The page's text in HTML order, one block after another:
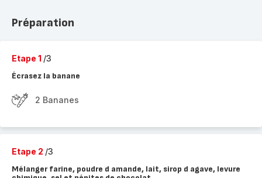
Préparation
Etape 1 /3
Écrasez la banane
2 Bananes
Etape 2 /3
Mélanger farine, poudre d amande, lait, sirop d agave, levure